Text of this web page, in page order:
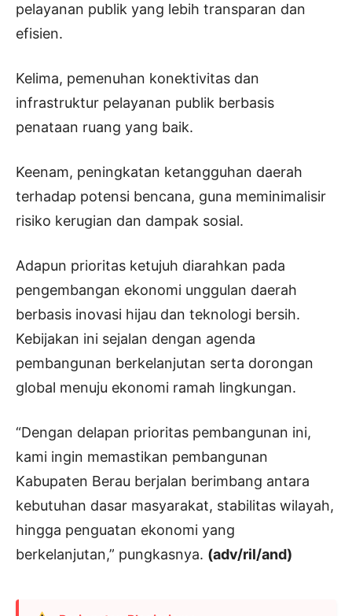
pelayanan publik yang lebih transparan dan
efisien.
Kelima, pemenuhan konektivitas dan
infrastruktur pelayanan publik berbasis
penataan ruang yang baik.
Keenam, peningkatan ketangguhan daerah
terhadap potensi bencana, guna meminimalisir
risiko kerugian dan dampak sosial.
Adapun prioritas ketujuh diarahkan pada
pengembangan ekonomi unggulan daerah
berbasis inovasi hijau dan teknologi bersih.
Kebijakan ini sejalan dengan agenda
pembangunan berkelanjutan serta dorongan
global menuju ekonomi ramah lingkungan.
“Dengan delapan prioritas pembangunan ini,
kami ingin memastikan pembangunan
Kabupaten Berau berjalan berimbang antara
kebutuhan dasar masyarakat, stabilitas wilayah,
hingga penguatan ekonomi yang
berkelanjutan,” pungkasnya. (adv/ril/and)